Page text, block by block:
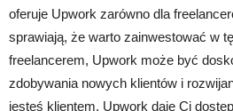
oferuje Upwork zarówno dla
sprawiają, że warto zainwestować w
freelancerem, Upwork może być
zdobywania nowych klientów i
jesteś klientem, Upwork daje Ci